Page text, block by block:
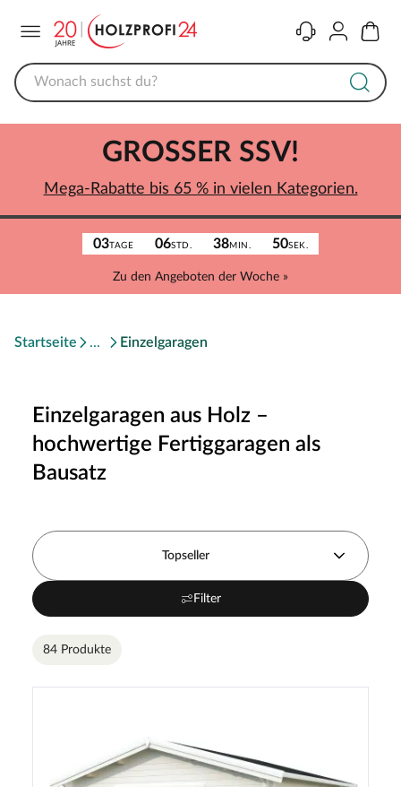
KontaktKonto
03TAGE 06STD. 38MIN. 50SEK.
Zu den Angeboten der Woche »
GROSSER SSV!
Mega-Rabatte bis 65 % in vielen Kategorien.
Startseite Einzelgaragen
Einzelgaragen aus Holz –
hochwertige Fertiggaragen als
Bausatz
Topseller
Filter
84 Produkte